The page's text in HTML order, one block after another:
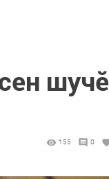
шучӗ
155 0